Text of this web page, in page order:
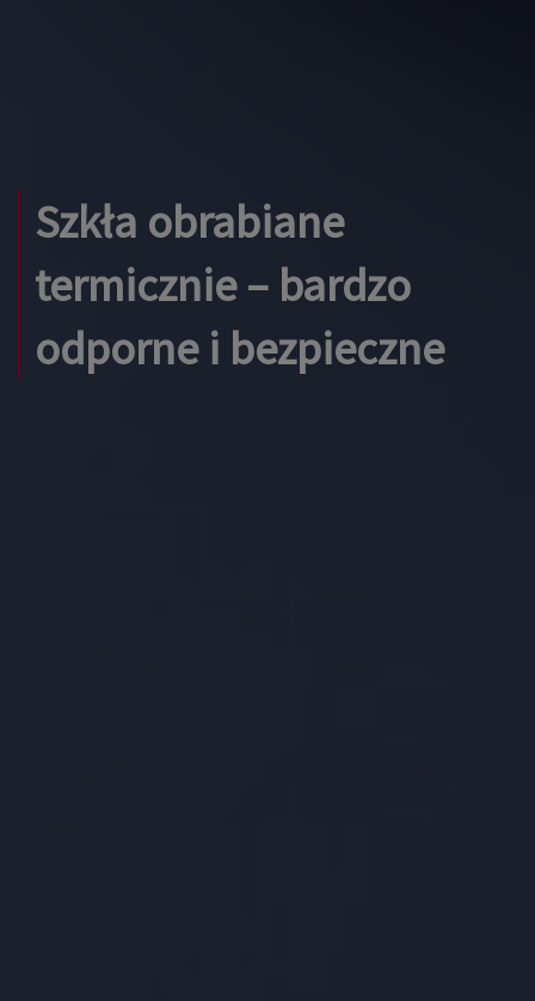
Szkła obrabiane
termicznie – bardzo
odporne i bezpieczne